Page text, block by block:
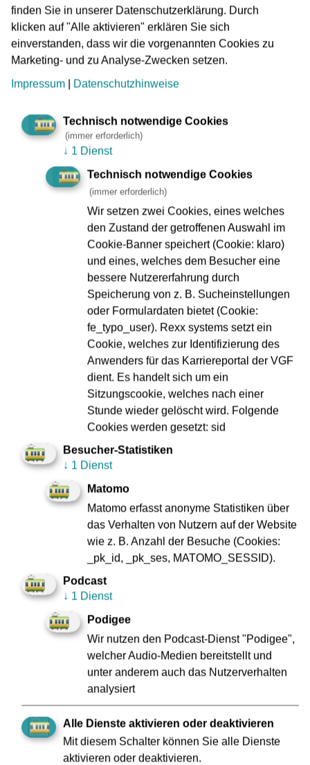
zweitägige Veranstaltung. Beide gaben auch einen kurzen
Ausblick: Geplant ist nicht mehr die Sanierung der alten
Wagenhalle, sondern ein Neubau. Gleichzeitig soll die
Osthalle erweitert werden, um die Ausstellung mit ihren
einzigartigen Exponaten in geschichtliche
am 12.9. im Schwanheimer Ortsbeirat und am 18.9. im
Mobilitätsausschuss vorgestellt.
Die Ausstellung auf dem Freigelände stand am
Wochenende mit diversen Fahrzeugen aus
unterschiedlichen Fachbereichen ganz im Zeichen der
Arbeitswagenflotte. Rillenreiniger, Turmwagen, Steiger,
Arbeitswagen und die Akku-Lok standen auf dem
Freigelände, Fahrzeuge die sonst nicht die Beachtung
finden wie der ebenfalls in Schwanheim vorgestellte „T“-
Wagen. Wie üblich war auch fast alles an historischen
Fahrzeugen im Einsatz, was fahrfähig ist, um Schwanheim
– malerisch gelegen, aber nicht gerade nah der Innenstadt
– mit derselben (Westbahnhof) zu verbinden. „L“-, „M“-,
„N“-, „O“- und „P“-Wagen fuhren alle halbe Stunde, dazu
verband der historische Mercedes-Bus der VGF von 1979
Schwanheim mit dem Rebstockgelände, wo die Frankfurter
Feldbahn ihre Tore geöffnet hatte. Rund 3.750 Fahrgäste
nutzen die Gelegenheit, das „Fahr-Feeling“ in den alten
Duewag-Straßenbahnen zu genießen.
Mehr als 3.400 Gäste kamen nach Schwanheim, es gab
Speis‘ und Trank, stündlich eine große Verlosung mit tollen
VGF-Preisen und dazwischen – mit rahmengebender
Funktion – Podiumsgespräche zu aktuellen und wichtigen
VGF-Themen wie dem Zusammenspiel von Museum und
Arbeit des Fachbereichs „Personalrekrutierung und -
qualifizierung“. Und das Ganze bei bestem Sommerwetter.
Im kommenden Jahr feiert das Museum seinen 40
Geburtstag, denn die alte Wagenhalle wurde 1984 als
Museum eröffnet. VGF und HSF werden diesen Termin
nicht verpassen.
VGF-Unternehmenskommunikation
069 213 27495
presse@vgf-ffm.de
finden Sie in unserer Datenschutzerklärung. Durch
klicken auf "Alle aktivieren" erklären Sie sich
einverstanden, dass wir die vorgenannten Cookies zu
Marketing- und zu Analyse-Zwecken setzen.
Impressum | Datenschutzhinweise
Technisch notwendige Cookies
(immer erforderlich)
↓ 1 Dienst
Technisch notwendige Cookies
(immer erforderlich)
Wir setzen zwei Cookies, eines welches
den Zustand der getroffenen Auswahl im
Cookie-Banner speichert (Cookie: klaro)
und eines, welches dem Besucher eine
bessere Nutzererfahrung durch
Speicherung von z. B. Sucheinstellungen
oder Formulardaten bietet (Cookie:
fe_typo_user). Rexx systems setzt ein
Cookie, welches zur Identifizierung des
Anwenders für das Karriereportal der VGF
dient. Es handelt sich um ein
Sitzungscookie, welches nach einer
Stunde wieder gelöscht wird. Folgende
Cookies werden gesetzt: sid
Besucher-Statistiken
↓ 1 Dienst
Matomo
Matomo erfasst anonyme Statistiken über
das Verhalten von Nutzern auf der Website
wie z. B. Anzahl der Besuche (Cookies:
_pk_id, _pk_ses, MATOMO_SESSID).
Podcast
↓ 1 Dienst
Podigee
Wir nutzen den Podcast-Dienst "Podigee",
welcher Audio-Medien bereitstellt und
unter anderem auch das Nutzerverhalten
analysiert
Alle Dienste aktivieren oder deaktivieren
Mit diesem Schalter können Sie alle Dienste
aktivieren oder deaktivieren.